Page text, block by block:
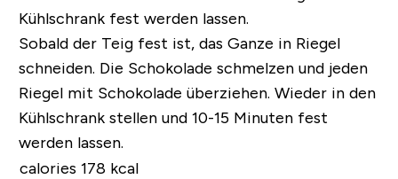
Kühlschrank fest werden lassen.
Sobald der Teig fest ist, das Ganze in Riegel
schneiden. Die Schokolade schmelzen und jeden
Riegel mit Schokolade überziehen. Wieder in den
Kühlschrank stellen und 10-15 Minuten fest
werden lassen.
calories 178 kcal